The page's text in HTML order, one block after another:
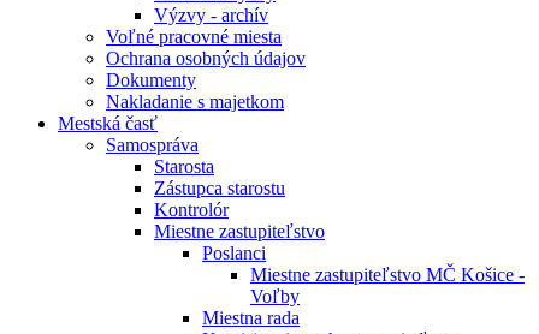
Výzvy - archív
Voľné pracovné miesta
Ochrana osobných údajov
Dokumenty
Nakladanie s majetkom
Mestská časť
Samospráva
Starosta
Zástupca starostu
Kontrolór
Miestne zastupiteľstvo
Poslanci
Miestne zastupiteľstvo MČ Košice -
Voľby
Miestna rada